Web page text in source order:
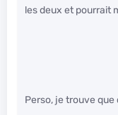
les deux et pourrait
Perso, je trouve que